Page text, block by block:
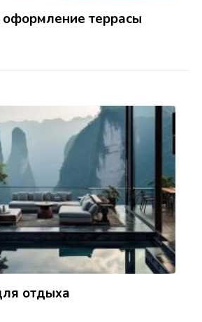
оформление террасы
отдыха